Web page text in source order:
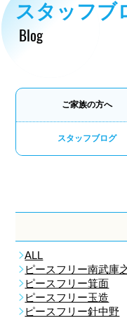
スタッフブ
Blog
ご家族の方へ
スタッフブログ
ALL
ピースフリー南武庫
ピースフリー箕面
ピースフリー玉造
ピースフリー針中野